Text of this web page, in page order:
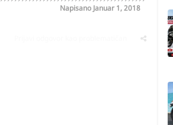
Napisano Januar 1, 2018